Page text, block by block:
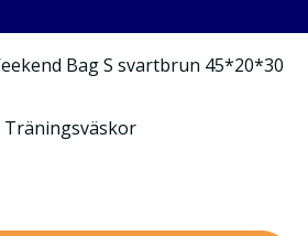
Träningsväskor